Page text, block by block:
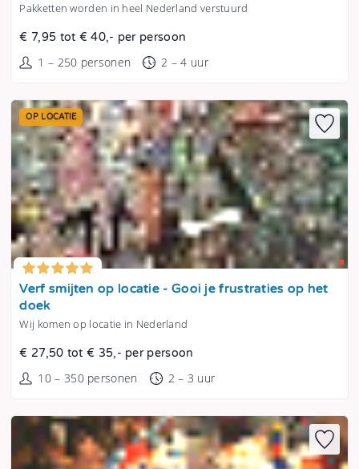
Pakketten worden in heel Nederland verstuurd
€ 7,95 tot € 40,- per persoon
1 – 250 personen 2 – 4 uur
Tonen
OP LOCATIE
Verf smijten op locatie - Gooi je frustraties op het
doek
Wij komen op locatie in Nederland
€ 27,50 tot € 35,- per persoon
10 – 350 personen 2 – 3 uur